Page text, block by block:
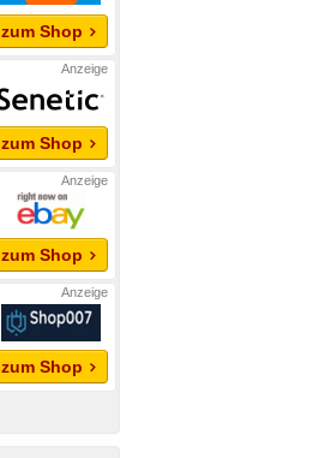
zum Shop
zum Shop
zum Shop
zum Shop